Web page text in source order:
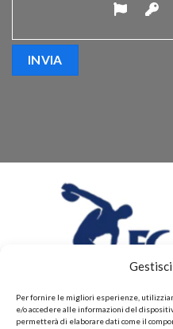
Per fornire le migliori esperienze,
e/o accedere alle informazioni del
permetterà di elaborare dati come il